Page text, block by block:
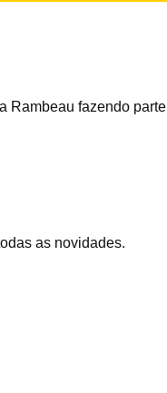
Rambeau fazendo parte
as novidades.